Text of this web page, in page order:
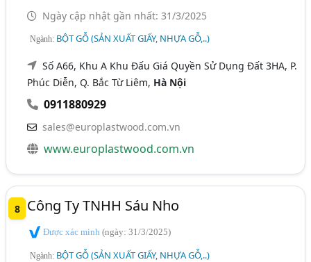
Ngày cập nhật gần nhất: 31/3/2025
Ngành: BỘT GỖ (SẢN XUẤT GIẤY, NHỰA GỖ,..)
Số A66, Khu A Khu Đấu Giá Quyền Sử Dụng Đất 3HA, P.
Phúc Diễn, Q. Bắc Từ Liêm, Hà Nội
0911880929
sales@europlastwood.com.vn
www.europlastwood.com.vn
8 Công Ty TNHH Sáu Nho
Được xác minh(ngày: 31/3/2025)
Ngành: BỘT GỖ (SẢN XUẤT GIẤY, NHỰA GỖ,..)